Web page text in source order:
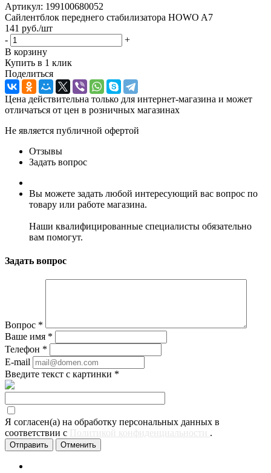
Артикул: 199100680052
Сайлентблок переднего стабилизатора HOWO A7
141 руб./шт
-
+
В корзину
Купить в 1 клик
Поделиться
Цена действительна только для интернет-магазина и может
отличаться от цен в розничных магазинах
Не является публичной офертой
Отзывы
Задать вопрос
Вы можете задать любой интересующий вас вопрос по
товару или работе магазина.
Наши квалифицированные специалисты обязательно
вам помогут.
Задать вопрос
Вопрос *
Ваше имя *
Телефон *
E-mail
Введите текст с картинки *
Я согласен(а) на обработку персональных данных в
соответствии с Политикой конфиденциальности .
Отменить